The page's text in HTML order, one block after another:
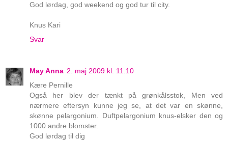
God lørdag, god weekend og god tur til city.
Knus Kari
Svar
May Anna 2. maj 2009 kl. 11.10
Kære Pernille
Også her blev der tænkt på grønkålsstok, Men ved
nærmere eftersyn kunne jeg se, at det var en skønne,
skønne pelargonium. Duftpelargonium knus-elsker den og
1000 andre blomster.
God lørdag til dig